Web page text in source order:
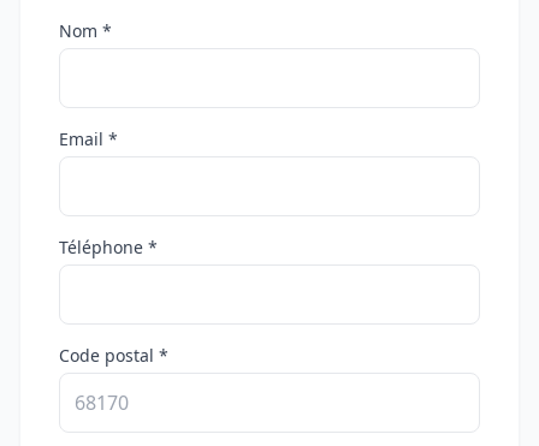
Nom *
Email *
Téléphone *
Code postal *